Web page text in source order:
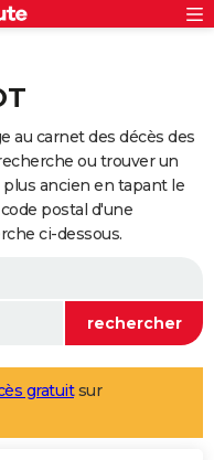
au carnet des décès des
ou trouver un
plus ancien en tapant le
postal d'une
ci-dessous.
gratuitsur